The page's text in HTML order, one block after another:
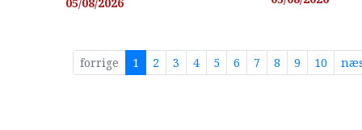
forrige 1 2 3 4 5 6 7 8 9 10